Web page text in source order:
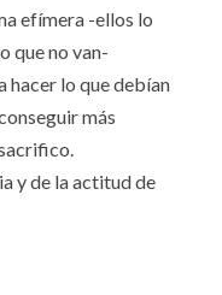
efímera -ellos lo
que no van-
hacer lo que debían
más
y de la actitud de